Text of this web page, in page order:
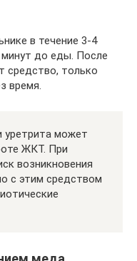
в течение 3-4
до еды. После
средство, только
время.
уретрита может
ЖКТ. При
возникновения
с этим средством